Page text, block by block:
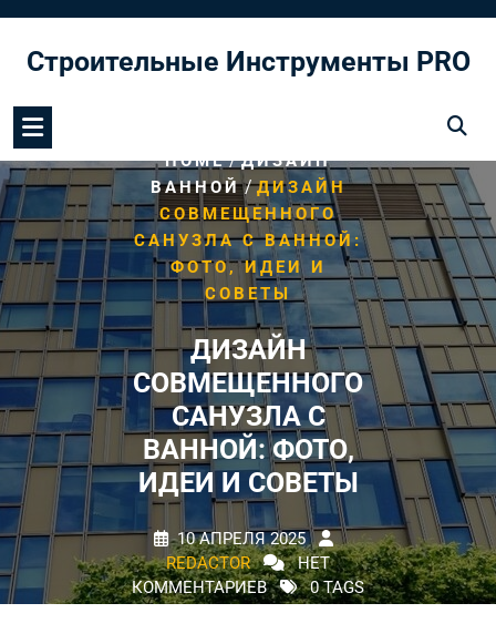
содержимому
Строительные Инструменты PRO
HOME/ДИЗАЙН
ВАННОЙ/ДИЗАЙН
СОВМЕЩЕННОГО
САНУЗЛА С ВАННОЙ:
ФОТО, ИДЕИ И
СОВЕТЫ
ДИЗАЙН
СОВМЕЩЕННОГО
САНУЗЛА С
ВАННОЙ: ФОТО,
ИДЕИ И СОВЕТЫ
10 АПРЕЛЯ 2025
REDACTOR
НЕТ
КОММЕНТАРИЕВ
0 TAGS